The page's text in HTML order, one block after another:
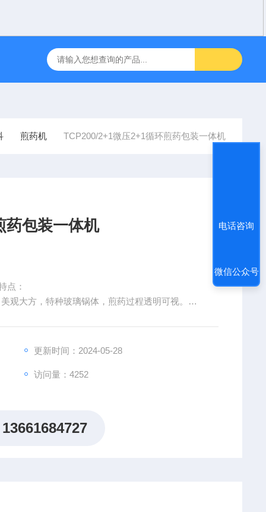
神经和肌肉刺激理疗仪 飞利浦半自动体外除颤仪 FRX （
煎药机 TCP200/2+1微压2+1循环煎药包装一体机
药包装一体机
点：
观大方，特种玻璃锅体，煎药过程透明可视。
更新时间：2024-05-28
访问量：4252
13661684727
电话咨询
微信公众号